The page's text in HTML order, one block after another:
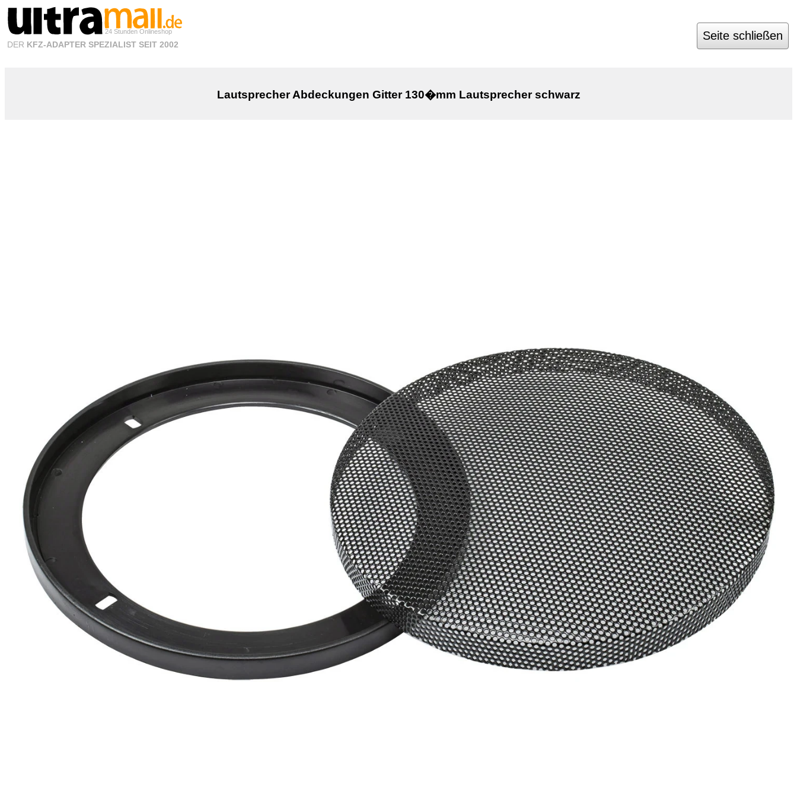
24 Stunden Onlineshop
DER KFZ-ADAPTER SPEZIALIST SEIT 2002
Seite schließen
Lautsprecher Abdeckungen Gitter 130�mm Lautsprecher schwarz